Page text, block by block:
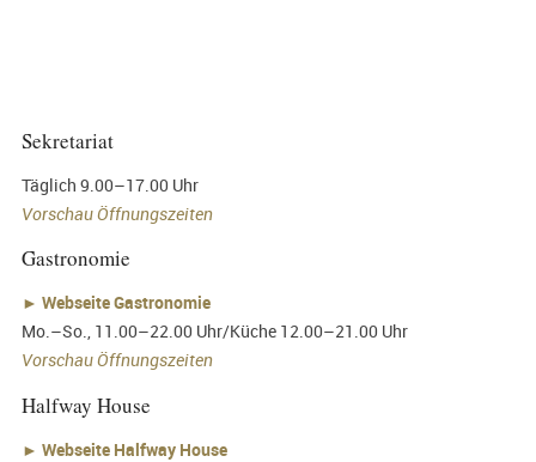
Sekretariat
Täglich 9.00–17.00 Uhr
Vorschau Öffnungszeiten
Gastronomie
► Webseite Gastronomie
Mo.–So., 11.00–22.00 Uhr/Küche 12.00–21.00 Uhr
Vorschau Öffnungszeiten
Halfway House
► Webseite Halfway House